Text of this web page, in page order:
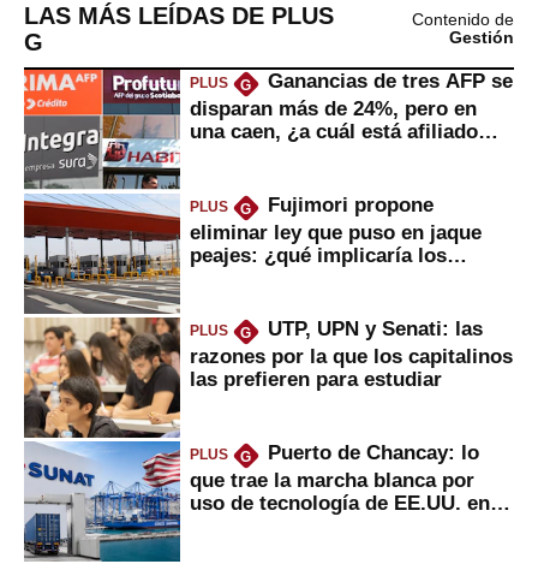
LAS MÁS LEÍDAS DE PLUS
G
Contenido de
Gestión
PLUS G
Ganancias de tres AFP se
disparan más de 24%, pero en
una caen, ¿a cuál está afiliado
PLUS G
Fujimori propone
eliminar ley que puso en jaque
peajes: ¿qué implicaría los
PLUS G
UTP, UPN y Senati: las
razones por la que los capitalinos
las prefieren para estudiar
PLUS G
Puerto de Chancay: lo
que trae la marcha blanca por
uso de tecnología de EE.UU. en